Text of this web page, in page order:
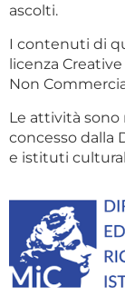
ascolti.
I contenuti di
licenza
Non
Le attività sono
concesso dalla
e istituti